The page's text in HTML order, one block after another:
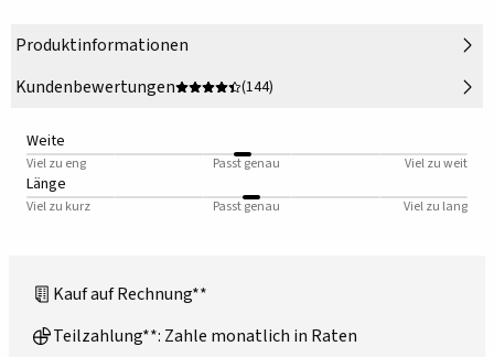
Produktinformationen
Kundenbewertungen
(144)
Weite
Viel zu eng Passt genau Viel zu weit
Länge
Viel zu kurz Passt genau Viel zu lang
Kauf auf Rechnung**
Teilzahlung**: Zahle monatlich in Raten